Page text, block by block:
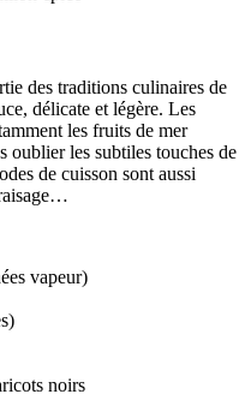
des traditions culinaires de
délicate et légère. Les
les fruits de mer
oublier les subtiles touches de
de cuisson sont aussi
vapeur)
noirs